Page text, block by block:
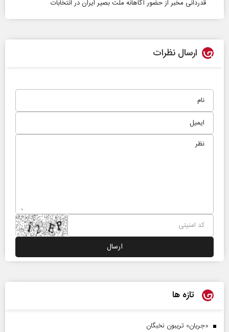
قدردانی مخبر از حضور آگاهانه ملت بصیر ایران در انتخابات
ارسال نظرات
تازه ها
«جریان» تریبون نخبگان